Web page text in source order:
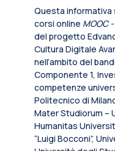
Questa informativa
corsi online MOOC
del progetto
Cultura Digitale
nell’ambito del
Componente 1,
competenze
Politecnico di
Mater Studiorum –
Humanitas
“Luigi Bocconi”,